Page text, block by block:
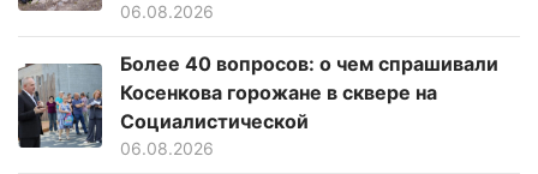
06.08.2026
Более 40 вопросов: о чем спрашивали
Косенкова горожане в сквере на
Социалистической
06.08.2026